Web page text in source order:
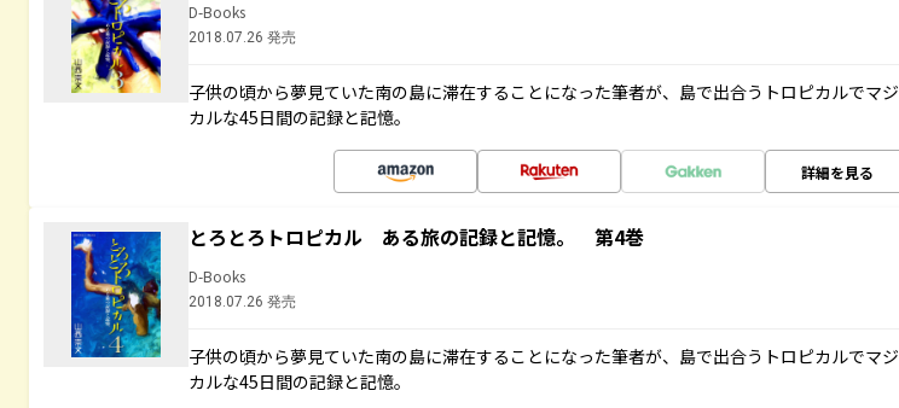
D-Books
2018.07.26 発売
子供の頃から夢見ていた南の島に滞在することになった筆者が、島で出合うトロピカルでマジ
カルな45日間の記録と記憶。
詳細を見る
とろとろトロピカル ある旅の記録と記憶。 第4巻
D-Books
2018.07.26 発売
子供の頃から夢見ていた南の島に滞在することになった筆者が、島で出合うトロピカルでマジ
カルな45日間の記録と記憶。